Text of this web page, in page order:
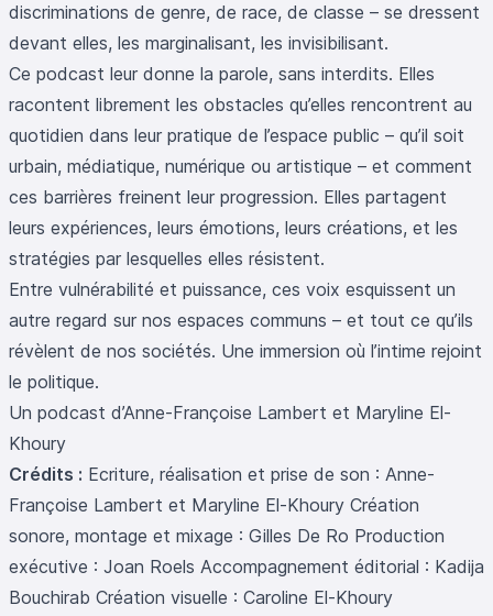
discriminations de genre, de race, de classe – se dressent
devant elles, les marginalisant, les invisibilisant.
Ce podcast leur donne la parole, sans interdits. Elles
racontent librement les obstacles qu’elles rencontrent au
quotidien dans leur pratique de l’espace public – qu’il soit
urbain, médiatique, numérique ou artistique – et comment
ces barrières freinent leur progression. Elles partagent
leurs expériences, leurs émotions, leurs créations, et les
stratégies par lesquelles elles résistent.
Entre vulnérabilité et puissance, ces voix esquissent un
autre regard sur nos espaces communs – et tout ce qu’ils
révèlent de nos sociétés. Une immersion où l’intime rejoint
le politique.
Un podcast d’Anne-Françoise Lambert et Maryline El-
Khoury
Crédits : Ecriture, réalisation et prise de son : Anne-
Françoise Lambert et Maryline El-Khoury Création
sonore, montage et mixage : Gilles De Ro Production
exécutive : Joan Roels Accompagnement éditorial : Kadija
Bouchirab Création visuelle : Caroline El-Khoury